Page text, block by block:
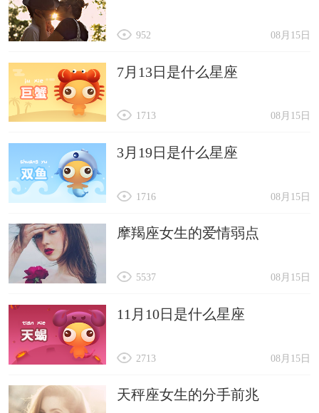
08月15日
952
7月13日是什么星座
08月15日
1713
3月19日是什么星座
08月15日
1716
摩羯座女生的爱情弱点
08月15日
5537
11月10日是什么星座
08月15日
2713
天秤座女生的分手前兆